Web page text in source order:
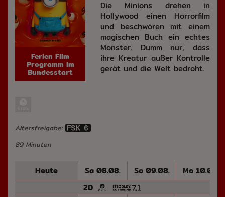
Ferien Film
Programm Im
Bundesstart
Die Minions drehen in
Hollywood einen Horrorfilm
und beschwören mit einem
magischen Buch ein echtes
Monster. Dumm nur, dass
ihre Kreatur außer Kontrolle
gerät und die Welt bedroht.
Altersfreigabe:
89 Minuten
Heute Sa 08.08. So 09.08. Mo 10.08.
2D